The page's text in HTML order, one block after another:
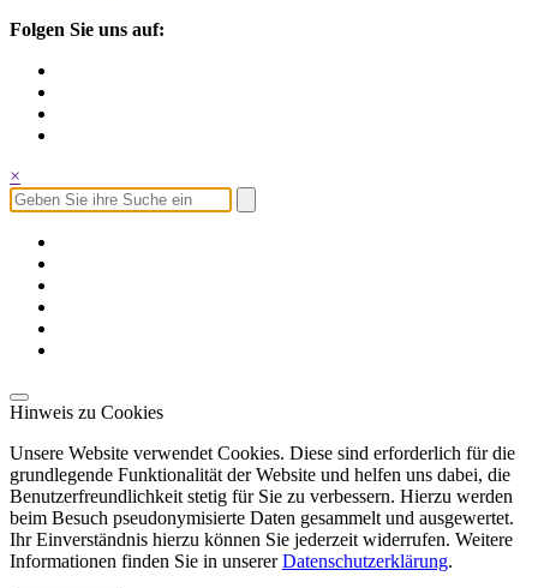
Folgen Sie uns auf:
×
Hinweis zu Cookies
Unsere Website verwendet Cookies. Diese sind erforderlich für die
grundlegende Funktionalität der Website und helfen uns dabei, die
Benutzerfreundlichkeit stetig für Sie zu verbessern. Hierzu werden
beim Besuch pseudonymisierte Daten gesammelt und ausgewertet.
Ihr Einverständnis hierzu können Sie jederzeit widerrufen. Weitere
Informationen finden Sie in unsererDatenschutzerklärung.